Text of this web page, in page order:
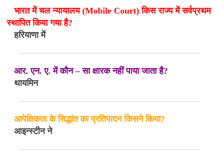
भारत में चल न्यायालय (Mobile Court) किस राज्य में सर्वप्रथम
स्थापित किया गया है?
हरियाणा में
आर. एन. ए. में कौन – सा क्षारक नहीं पाया जाता है?
थायमिन
आपेक्षिकता के सिद्धांत का प्रतिपादन किसने किया?
आइन्स्टीन ने